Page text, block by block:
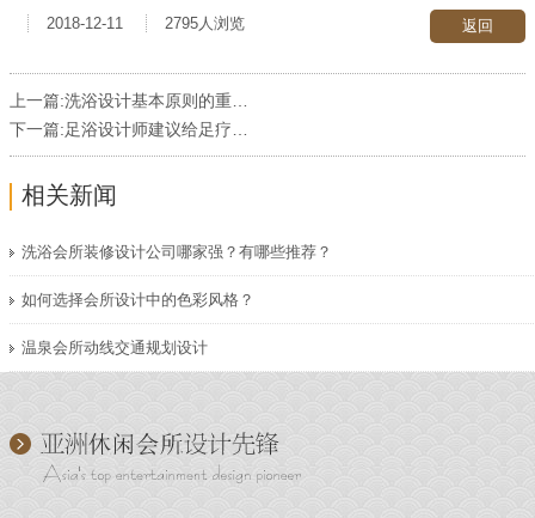
返回
2018-12-11 2795人浏览
上一篇:洗浴设计基本原则的重要性？
下一篇:足浴设计师建议给足疗店起个好的名字
相关新闻
洗浴会所装修设计公司哪家强？有哪些推荐？
如何选择会所设计中的色彩风格？
温泉会所动线交通规划设计